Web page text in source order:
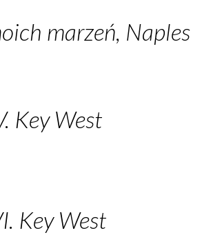
marzeń, Naples
Key West
Key West